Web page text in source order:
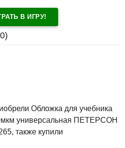
В ИГРУ!
0)
Обложка для учебника
универсальная ПЕТЕРСОН
также купили